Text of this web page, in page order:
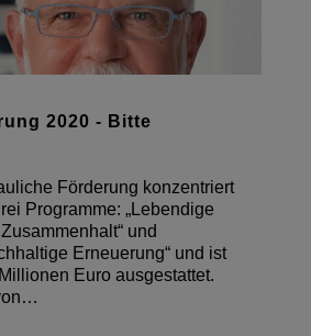
2020 - Bitte
Förderung konzentriert
Programme: „Lebendige
und
Erneuerung“ und ist
Euro ausgestattet.